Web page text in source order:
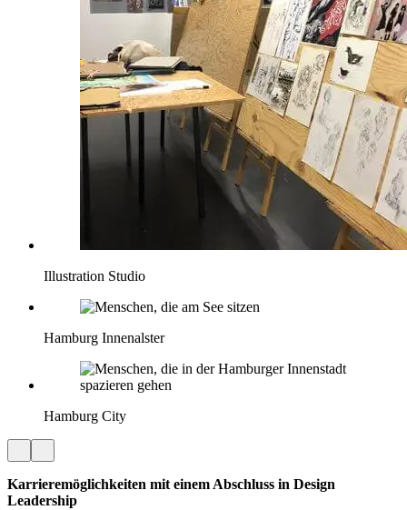
Illustration Studio
Hamburg Innenalster
Hamburg City
Karrieremöglichkeiten mit einem Abschluss in Design
Leadership